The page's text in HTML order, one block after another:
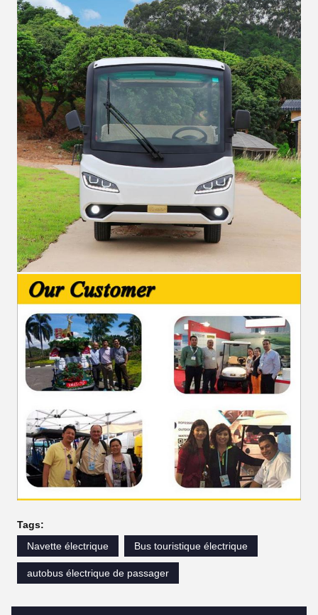
Tags:
Navette électrique
Bus touristique électrique
autobus électrique de passager